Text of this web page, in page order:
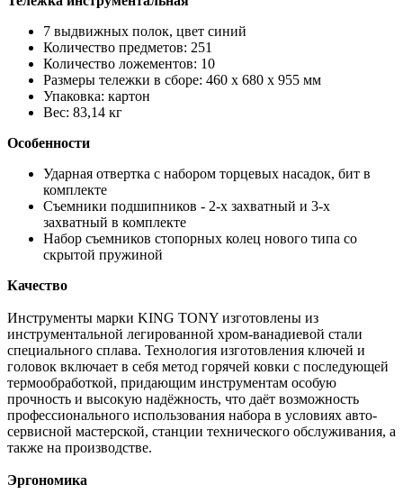
7 выдвижных полок, цвет синий
Количество предметов: 251
Количество ложементов: 10
Размеры тележки в сборе: 460 х 680 х 955 мм
Упаковка: картон
Вес: 83,14 кг
Особенности
Ударная отвертка с набором торцевых насадок, бит в
комплекте
Съемники подшипников - 2-х захватный и 3-х
захватный в комплекте
Набор съемников стопорных колец нового типа со
скрытой пружиной
Качество
Инструменты марки KING TONY изготовлены из
инструментальной легированной хром-ванадиевой стали
специального сплава. Технология изготовления ключей и
головок включает в себя метод горячей ковки с последующей
термообработкой, придающим инструментам особую
прочность и высокую надёжность, что даёт возможность
профессионального использования набора в условиях авто-
сервисной мастерской, станции технического обслуживания, а
также на производстве.
Эргономика